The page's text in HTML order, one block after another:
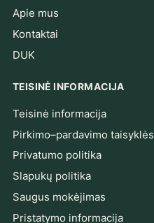
Apie mus
Kontaktai
DUK
TEISINĖ INFORMACIJA
Teisinė informacija
Pirkimo–pardavimo taisyklės
Privatumo politika
Slapukų politika
Saugus mokėjimas
Pristatymo informacija